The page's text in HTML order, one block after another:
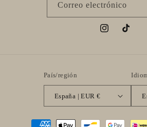
Correo electrónico
InstagramTikTok
País/región
España | EUR €
Formas